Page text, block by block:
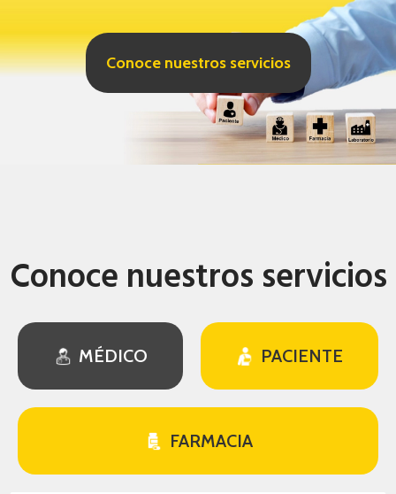
Conoce nuestros servicios
Conoce nuestros servicios
MÉDICO PACIENTE
FARMACIA